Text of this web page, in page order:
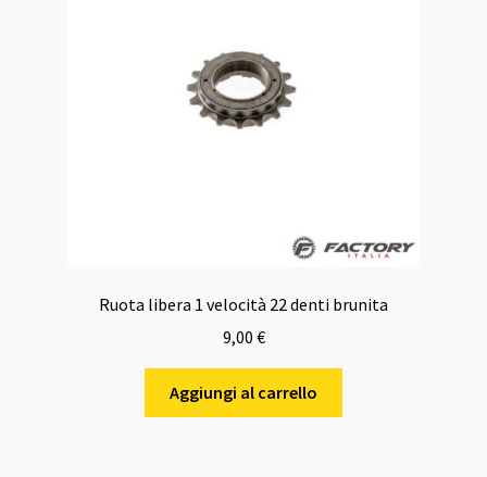
Ruota libera 1 velocità 22 denti brunita
9,00 €
Aggiungi al carrello